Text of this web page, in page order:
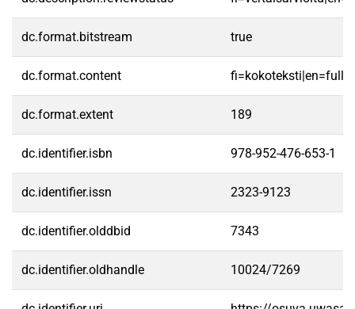
dc.format.bitstream true
dc.format.content
dc.format.extent 189
dc.identifier.isbn 978-952-476-653-1
dc.identifier.issn 2323-9123
dc.identifier.olddbid 7343
dc.identifier.oldhandle 10024/7269